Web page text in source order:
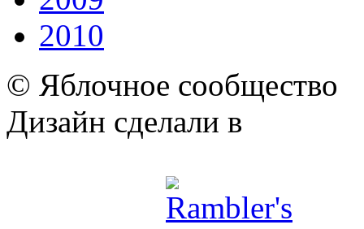
2010
© Яблочное сообщество
Дизайн сделали в